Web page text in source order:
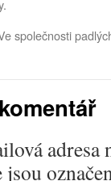
společnosti
adresa